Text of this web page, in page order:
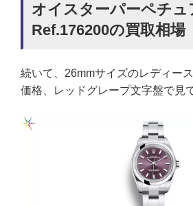
オイスターパーペチュ
Ref.176200の買取相場
続いて、26mmサイズのレディー
価格、レッドグレープ文字盤で見